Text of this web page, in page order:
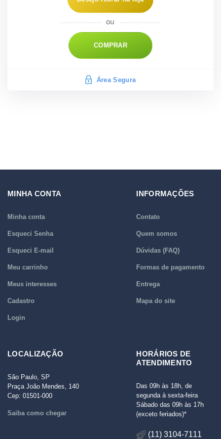
COMPRAR
Área Segura
MINHA CONTA
Minha conta
Esqueci Senha
Esqueci E-mail
Meu carrinho
Meus interesses
Cadastro
Login
INFORMAÇÕES
Contato
Quem somos
Dúvidas (FAQ)
Formas de pagamento
Entrega
Mapa do site
LOCALIZAÇÃO
São Paulo, SP
Praça João Mendes, 140
Cep: 01501-000
Saiba como chegar
HORÁRIOS DE
ATENDIMENTO
Das 09h às 18h, de
segunda à sexta-feira
Sábado das 09h às 17h
(exceto feriados)*
(11) 3104-7111